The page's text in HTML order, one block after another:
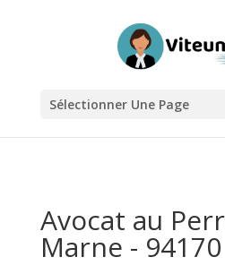
Sélectionner Une Page
Avocat au
Marne - 94170